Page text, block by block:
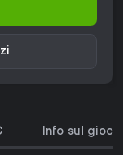
Info sul gioco